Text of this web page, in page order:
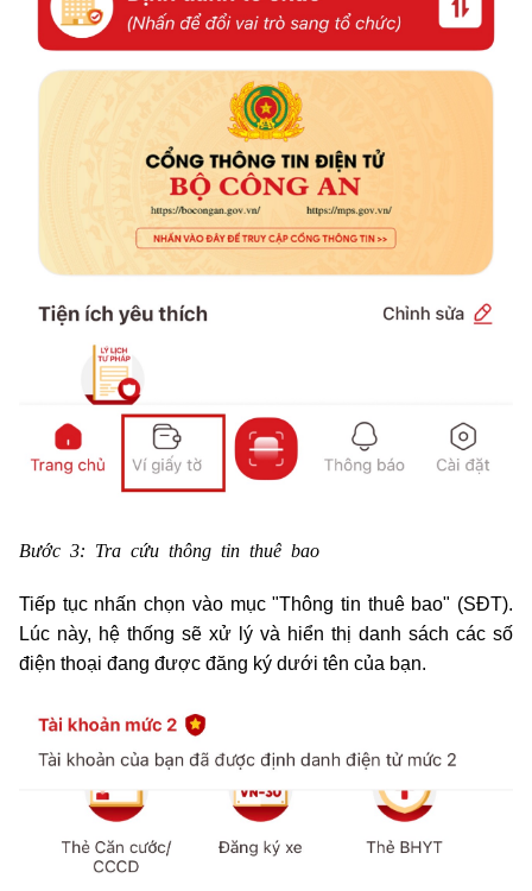
Bước 3: Tra cứu thông tin thuê bao
Tiếp tục nhấn chọn vào mục "Thông tin thuê bao" (SĐT).
Lúc này, hệ thống sẽ xử lý và hiển thị danh sách các số
điện thoại đang được đăng ký dưới tên của bạn.